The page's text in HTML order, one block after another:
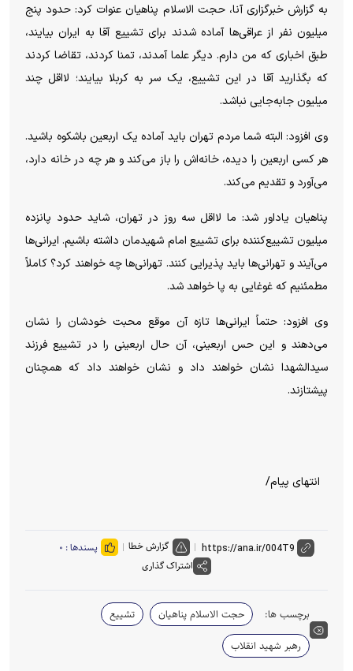
به گزارش خبرگزاری آنا، حجت الاسلام پناهیان عنوات کرد: حدود پنج
میلیون نفر از عراقی‌ها آماده شدند برای تشییع آقا به ایران بیایند،
طبق اخباری که من دارم. دیگر علما آمدند، تمنا کردند، تقاضا کردند
که بگذارید آقا در این تشییع، یک سر به کربلا بیایند؛ لااقل چند
میلیون جابه‌جایی نباشد.
وی افزود: البته شما مردم تهران باید آماده یک اربعین باشکوه باشید.
هر کسی اربعین را دیده، خانه‌اش را باز می‌کند و هر چه در خانه دارد،
می‌آورد و تقدیم می‌کند.
پناهیان یاداور شد: ما لااقل سه روز در تهران، شاید حدود پانزده
میلیون تشییع‌کننده برای تشییع امام شهیدمان داشته باشیم. ایرانی‌ها
می‌آیند و تهرانی‌ها باید پذیرایی کنند. تهرانی‌ها چه خواهند کرد؟ کاملاً
مطمئنیم که غوغایی به پا خواهد شد.
وی افزود: حتماً ایرانی‌ها تازه آن موقع محبت خودشان را نشان
می‌دهند و این حس اربعینی، آن حال اربعینی را در تشییع فرزند
سیدالشهدا نشان خواهند داد و نشان خواهند داد که همچنان
پیشتازند.
انتهای پیام/
گزارش خطا پسندها : ۰
اشتراک گذاری
برچسب ها: حجت الاسلام پناهیان
تشییع
رهبر شهید انقلاب